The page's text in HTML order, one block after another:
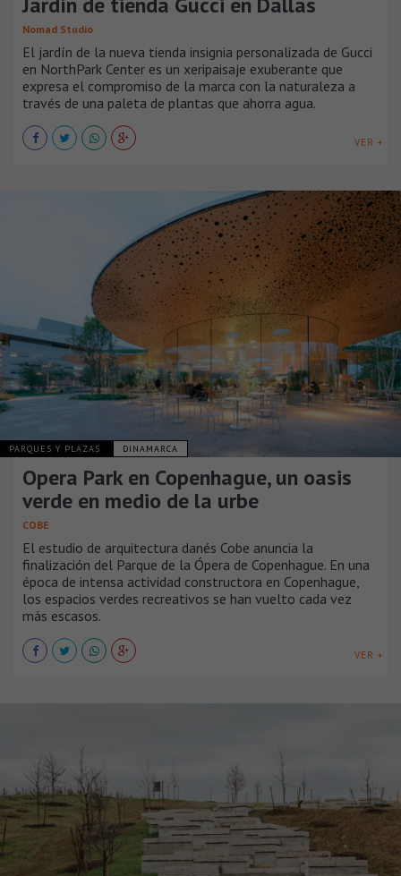
Nomad Studio
El jardín de la nueva tienda insignia personalizada de Gucci
en NorthPark Center es un xeripaisaje exuberante que
expresa el compromiso de la marca con la naturaleza a
través de una paleta de plantas que ahorra agua.
VER +
PARQUES Y PLAZAS DINAMARCA
Opera Park en Copenhague, un oasis
verde en medio de la urbe
COBE
El estudio de arquitectura danés Cobe anuncia la
finalización del Parque de la Ópera de Copenhague. En una
época de intensa actividad constructora en Copenhague,
los espacios verdes recreativos se han vuelto cada vez
más escasos.
VER +